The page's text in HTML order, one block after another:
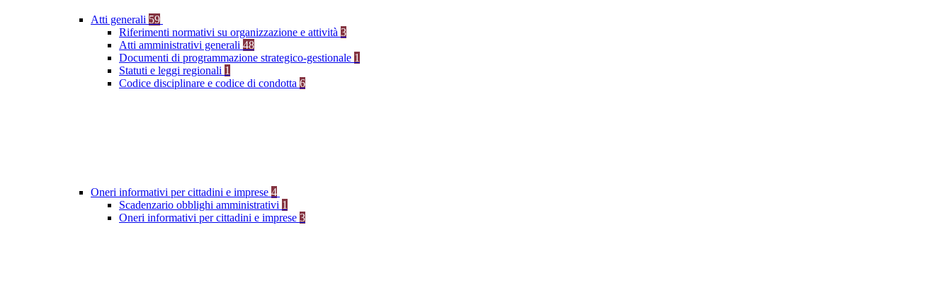
Atti generali 59
Riferimenti normativi su organizzazione e attività 3
Atti amministrativi generali 48
Documenti di programmazione strategico-gestionale 1
Statuti e leggi regionali 1
Codice disciplinare e codice di condotta 6
Oneri informativi per cittadini e imprese 4
Scadenzario obblighi amministrativi 1
Oneri informativi per cittadini e imprese 3